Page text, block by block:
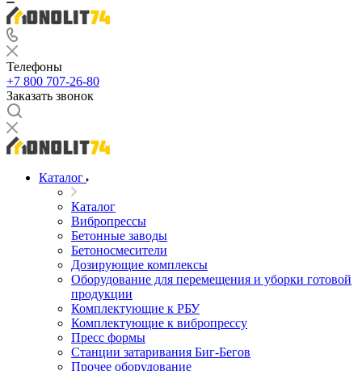
Телефоны
+7 800 707-26-80
Заказать звонок
Каталог
Каталог
Вибропрессы
Бетонные заводы
Бетоносмесители
Дозирующие комплексы
Оборудование для перемещения и уборки готовой
продукции
Комплектующие к РБУ
Комплектующие к вибропрессу
Пресс формы
Станции затаривания Биг-Бегов
Прочее оборудование